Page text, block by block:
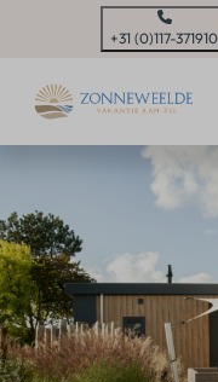
+31 (0)117-371910